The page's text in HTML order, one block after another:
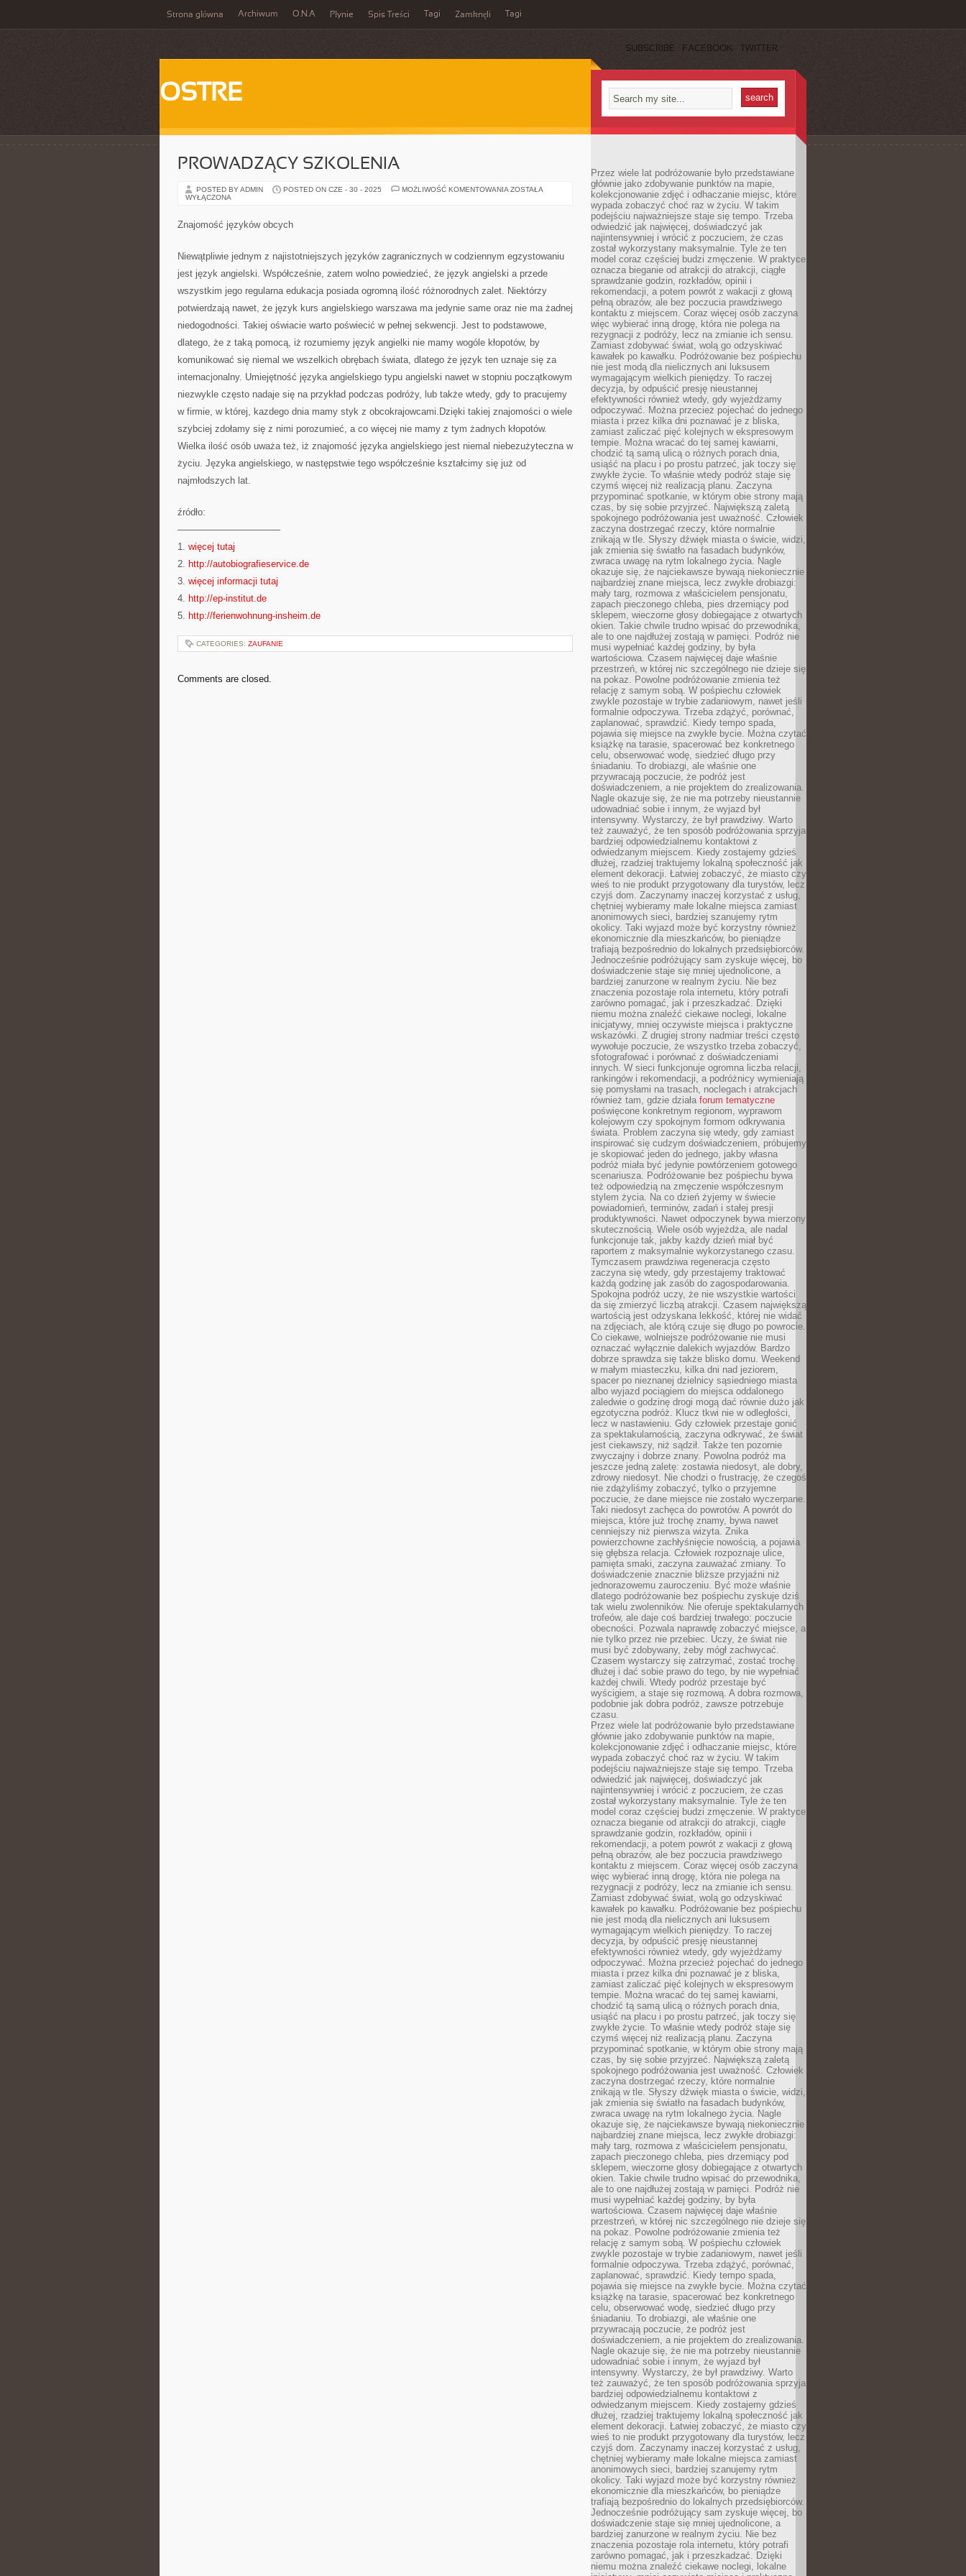
Strona główna Archiwum O.N.A Płynie Spis Treści Tagi Zamknęli Tagi
SUBSCRIBE FACEBOOK TWITTER
OSTRE
PROWADZĄCY SZKOLENIA
POSTED BY ADMIN POSTED ON CZE - 30 - 2025 MOŻLIWOŚĆ KOMENTOWANIA PROWADZĄCY
ZOSTAŁA
WYŁĄCZONA
Znajomość języków obcych
Niewątpliwie jednym z najistotniejszych języków zagranicznych w codziennym egzystowaniu
jest język angielski. Współcześnie, zatem wolno powiedzieć, że język angielski a przede
wszystkim jego regularna edukacja posiada ogromną ilość różnorodnych zalet. Niektórzy
potwierdzają nawet, że język kurs angielskiego warszawa ma jedynie same oraz nie ma żadnej
niedogodności. Takiej oświacie warto poświecić w pełnej sekwencji. Jest to podstawowe,
dlatego, że z taką pomocą, iż rozumiemy język angielki nie mamy wogóle kłopotów, by
komunikować się niemal we wszelkich obrębach świata, dlatego że język ten uznaje się za
internacjonalny. Umiejętność języka angielskiego typu angielski nawet w stopniu początkowym
niezwykle często nadaje się na przykład podczas podróży, lub także wtedy, gdy to pracujemy
w firmie, w której, kazdego dnia mamy styk z obcokrajowcami.Dzięki takiej znajomości o wiele
szybciej zdołamy się z nimi porozumieć, a co więcej nie mamy z tym żadnych kłopotów.
Wielka ilość osób uważa też, iż znajomość języka angielskiego jest niemal niebezużyteczna w
życiu. Języka angielskiego, w następstwie tego współcześnie kształcimy się już od
najmłodszych lat.
źródło:
———————————
1. więcej tutaj
2. http://autobiografieservice.de
3. więcej informacji tutaj
4. http://ep-institut.de
5. http://ferienwohnung-insheim.de
CATEGORIES: ZAUFANIE
Comments are closed.
Przez wiele lat podróżowanie było przedstawiane
głównie jako zdobywanie punktów na mapie,
kolekcjonowanie zdjęć i odhaczanie miejsc, które
wypada zobaczyć choć raz w życiu. W takim
podejściu najważniejsze staje się tempo. Trzeba
odwiedzić jak najwięcej, doświadczyć jak
najintensywniej i wrócić z poczuciem, że czas
został wykorzystany maksymalnie. Tyle że ten
model coraz częściej budzi zmęczenie. W praktyce
oznacza bieganie od atrakcji do atrakcji, ciągłe
sprawdzanie godzin, rozkładów, opinii i
rekomendacji, a potem powrót z wakacji z głową
pełną obrazów, ale bez poczucia prawdziwego
kontaktu z miejscem. Coraz więcej osób zaczyna
więc wybierać inną drogę, która nie polega na
rezygnacji z podróży, lecz na zmianie ich sensu.
Zamiast zdobywać świat, wolą go odzyskiwać
kawałek po kawałku. Podróżowanie bez pośpiechu
nie jest modą dla nielicznych ani luksusem
wymagającym wielkich pieniędzy. To raczej
decyzja, by odpuścić presję nieustannej
efektywności również wtedy, gdy wyjeżdżamy
odpoczywać. Można przecież pojechać do jednego
miasta i przez kilka dni poznawać je z bliska,
zamiast zaliczać pięć kolejnych w ekspresowym
tempie. Można wracać do tej samej kawiarni,
chodzić tą samą ulicą o różnych porach dnia,
usiąść na placu i po prostu patrzeć, jak toczy się
zwykłe życie. To właśnie wtedy podróż staje się
czymś więcej niż realizacją planu. Zaczyna
przypominać spotkanie, w którym obie strony mają
czas, by się sobie przyjrzeć. Największą zaletą
spokojnego podróżowania jest uważność. Człowiek
zaczyna dostrzegać rzeczy, które normalnie
znikają w tle. Słyszy dźwięk miasta o świcie, widzi,
jak zmienia się światło na fasadach budynków,
zwraca uwagę na rytm lokalnego życia. Nagle
okazuje się, że najciekawsze bywają niekoniecznie
najbardziej znane miejsca, lecz zwykłe drobiazgi:
mały targ, rozmowa z właścicielem pensjonatu,
zapach pieczonego chleba, pies drzemiący pod
sklepem, wieczorne głosy dobiegające z otwartych
okien. Takie chwile trudno wpisać do przewodnika,
ale to one najdłużej zostają w pamięci. Podróż nie
musi wypełniać każdej godziny, by była
wartościowa. Czasem najwięcej daje właśnie
przestrzeń, w której nic szczególnego nie dzieje się
na pokaz. Powolne podróżowanie zmienia też
relację z samym sobą. W pośpiechu człowiek
zwykle pozostaje w trybie zadaniowym, nawet jeśli
formalnie odpoczywa. Trzeba zdążyć, porównać,
zaplanować, sprawdzić. Kiedy tempo spada,
pojawia się miejsce na zwykłe bycie. Można czytać
książkę na tarasie, spacerować bez konkretnego
celu, obserwować wodę, siedzieć długo przy
śniadaniu. To drobiazgi, ale właśnie one
przywracają poczucie, że podróż jest
doświadczeniem, a nie projektem do zrealizowania.
Nagle okazuje się, że nie ma potrzeby nieustannie
udowadniać sobie i innym, że wyjazd był
intensywny. Wystarczy, że był prawdziwy. Warto
też zauważyć, że ten sposób podróżowania sprzyja
bardziej odpowiedzialnemu kontaktowi z
odwiedzanym miejscem. Kiedy zostajemy gdzieś
dłużej, rzadziej traktujemy lokalną społeczność jak
element dekoracji. Łatwiej zobaczyć, że miasto czy
wieś to nie produkt przygotowany dla turystów, lecz
czyjś dom. Zaczynamy inaczej korzystać z usług,
chętniej wybieramy małe lokalne miejsca zamiast
anonimowych sieci, bardziej szanujemy rytm
okolicy. Taki wyjazd może być korzystny również
ekonomicznie dla mieszkańców, bo pieniądze
trafiają bezpośrednio do lokalnych przedsiębiorców.
Jednocześnie podróżujący sam zyskuje więcej, bo
doświadczenie staje się mniej ujednolicone, a
bardziej zanurzone w realnym życiu. Nie bez
znaczenia pozostaje rola internetu, który potrafi
zarówno pomagać, jak i przeszkadzać. Dzięki
niemu można znaleźć ciekawe noclegi, lokalne
inicjatywy, mniej oczywiste miejsca i praktyczne
wskazówki. Z drugiej strony nadmiar treści często
wywołuje poczucie, że wszystko trzeba zobaczyć,
sfotografować i porównać z doświadczeniami
innych. W sieci funkcjonuje ogromna liczba relacji,
rankingów i rekomendacji, a podróżnicy wymieniają
się pomysłami na trasach, noclegach i atrakcjach
również tam, gdzie działa forum tematyczne
poświęcone konkretnym regionom, wyprawom
kolejowym czy spokojnym formom odkrywania
świata. Problem zaczyna się wtedy, gdy zamiast
inspirować się cudzym doświadczeniem, próbujemy
je skopiować jeden do jednego, jakby własna
podróż miała być jedynie powtórzeniem gotowego
scenariusza. Podróżowanie bez pośpiechu bywa
też odpowiedzią na zmęczenie współczesnym
stylem życia. Na co dzień żyjemy w świecie
powiadomień, terminów, zadań i stałej presji
produktywności. Nawet odpoczynek bywa mierzony
skutecznością. Wiele osób wyjeżdża, ale nadal
funkcjonuje tak, jakby każdy dzień miał być
raportem z maksymalnie wykorzystanego czasu.
Tymczasem prawdziwa regeneracja często
zaczyna się wtedy, gdy przestajemy traktować
każdą godzinę jak zasób do zagospodarowania.
Spokojna podróż uczy, że nie wszystkie wartości
da się zmierzyć liczbą atrakcji. Czasem największą
wartością jest odzyskana lekkość, której nie widać
na zdjęciach, ale którą czuje się długo po powrocie.
Co ciekawe, wolniejsze podróżowanie nie musi
oznaczać wyłącznie dalekich wyjazdów. Bardzo
dobrze sprawdza się także blisko domu. Weekend
w małym miasteczku, kilka dni nad jeziorem,
spacer po nieznanej dzielnicy sąsiedniego miasta
albo wyjazd pociągiem do miejsca oddalonego
zaledwie o godzinę drogi mogą dać równie dużo jak
egzotyczna podróż. Klucz tkwi nie w odległości,
lecz w nastawieniu. Gdy człowiek przestaje gonić
za spektakularnością, zaczyna odkrywać, że świat
jest ciekawszy, niż sądził. Także ten pozornie
zwyczajny i dobrze znany. Powolna podróż ma
jeszcze jedną zaletę: zostawia niedosyt, ale dobry,
zdrowy niedosyt. Nie chodzi o frustrację, że czegoś
nie zdążyliśmy zobaczyć, tylko o przyjemne
poczucie, że dane miejsce nie zostało wyczerpane.
Taki niedosyt zachęca do powrotów. A powrót do
miejsca, które już trochę znamy, bywa nawet
cenniejszy niż pierwsza wizyta. Znika
powierzchowne zachłyśnięcie nowością, a pojawia
się głębsza relacja. Człowiek rozpoznaje ulice,
pamięta smaki, zaczyna zauważać zmiany. To
doświadczenie znacznie bliższe przyjaźni niż
jednorazowemu zauroczeniu. Być może właśnie
dlatego podróżowanie bez pośpiechu zyskuje dziś
tak wielu zwolenników. Nie oferuje spektakularnych
trofeów, ale daje coś bardziej trwałego: poczucie
obecności. Pozwala naprawdę zobaczyć miejsce, a
nie tylko przez nie przebiec. Uczy, że świat nie
musi być zdobywany, żeby mógł zachwycać.
Czasem wystarczy się zatrzymać, zostać trochę
dłużej i dać sobie prawo do tego, by nie wypełniać
każdej chwili. Wtedy podróż przestaje być
wyścigiem, a staje się rozmową. A dobra rozmowa,
podobnie jak dobra podróż, zawsze potrzebuje
czasu.
Przez wiele lat podróżowanie było przedstawiane
głównie jako zdobywanie punktów na mapie,
kolekcjonowanie zdjęć i odhaczanie miejsc, które
wypada zobaczyć choć raz w życiu. W takim
podejściu najważniejsze staje się tempo. Trzeba
odwiedzić jak najwięcej, doświadczyć jak
najintensywniej i wrócić z poczuciem, że czas
został wykorzystany maksymalnie. Tyle że ten
model coraz częściej budzi zmęczenie. W praktyce
oznacza bieganie od atrakcji do atrakcji, ciągłe
sprawdzanie godzin, rozkładów, opinii i
rekomendacji, a potem powrót z wakacji z głową
pełną obrazów, ale bez poczucia prawdziwego
kontaktu z miejscem. Coraz więcej osób zaczyna
więc wybierać inną drogę, która nie polega na
rezygnacji z podróży, lecz na zmianie ich sensu.
Zamiast zdobywać świat, wolą go odzyskiwać
kawałek po kawałku. Podróżowanie bez pośpiechu
nie jest modą dla nielicznych ani luksusem
wymagającym wielkich pieniędzy. To raczej
decyzja, by odpuścić presję nieustannej
efektywności również wtedy, gdy wyjeżdżamy
odpoczywać. Można przecież pojechać do jednego
miasta i przez kilka dni poznawać je z bliska,
zamiast zaliczać pięć kolejnych w ekspresowym
tempie. Można wracać do tej samej kawiarni,
chodzić tą samą ulicą o różnych porach dnia,
usiąść na placu i po prostu patrzeć, jak toczy się
zwykłe życie. To właśnie wtedy podróż staje się
czymś więcej niż realizacją planu. Zaczyna
przypominać spotkanie, w którym obie strony mają
czas, by się sobie przyjrzeć. Największą zaletą
spokojnego podróżowania jest uważność. Człowiek
zaczyna dostrzegać rzeczy, które normalnie
znikają w tle. Słyszy dźwięk miasta o świcie, widzi,
jak zmienia się światło na fasadach budynków,
zwraca uwagę na rytm lokalnego życia. Nagle
okazuje się, że najciekawsze bywają niekoniecznie
najbardziej znane miejsca, lecz zwykłe drobiazgi:
mały targ, rozmowa z właścicielem pensjonatu,
zapach pieczonego chleba, pies drzemiący pod
sklepem, wieczorne głosy dobiegające z otwartych
okien. Takie chwile trudno wpisać do przewodnika,
ale to one najdłużej zostają w pamięci. Podróż nie
musi wypełniać każdej godziny, by była
wartościowa. Czasem najwięcej daje właśnie
przestrzeń, w której nic szczególnego nie dzieje się
na pokaz. Powolne podróżowanie zmienia też
relację z samym sobą. W pośpiechu człowiek
zwykle pozostaje w trybie zadaniowym, nawet jeśli
formalnie odpoczywa. Trzeba zdążyć, porównać,
zaplanować, sprawdzić. Kiedy tempo spada,
pojawia się miejsce na zwykłe bycie. Można czytać
książkę na tarasie, spacerować bez konkretnego
celu, obserwować wodę, siedzieć długo przy
śniadaniu. To drobiazgi, ale właśnie one
przywracają poczucie, że podróż jest
doświadczeniem, a nie projektem do zrealizowania.
Nagle okazuje się, że nie ma potrzeby nieustannie
udowadniać sobie i innym, że wyjazd był
intensywny. Wystarczy, że był prawdziwy. Warto
też zauważyć, że ten sposób podróżowania sprzyja
bardziej odpowiedzialnemu kontaktowi z
odwiedzanym miejscem. Kiedy zostajemy gdzieś
dłużej, rzadziej traktujemy lokalną społeczność jak
element dekoracji. Łatwiej zobaczyć, że miasto czy
wieś to nie produkt przygotowany dla turystów, lecz
czyjś dom. Zaczynamy inaczej korzystać z usług,
chętniej wybieramy małe lokalne miejsca zamiast
anonimowych sieci, bardziej szanujemy rytm
okolicy. Taki wyjazd może być korzystny również
ekonomicznie dla mieszkańców, bo pieniądze
trafiają bezpośrednio do lokalnych przedsiębiorców.
Jednocześnie podróżujący sam zyskuje więcej, bo
doświadczenie staje się mniej ujednolicone, a
bardziej zanurzone w realnym życiu. Nie bez
znaczenia pozostaje rola internetu, który potrafi
zarówno pomagać, jak i przeszkadzać. Dzięki
niemu można znaleźć ciekawe noclegi, lokalne